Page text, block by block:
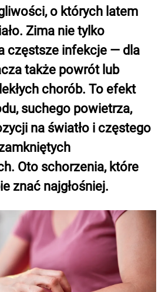
o których latem
Zima nie tylko
częstsze infekcje — dla
także powrót lub
chorób. To efekt
suchego powietrza,
na światło i częstego
Oto schorzenia, które
znać najgłośniej.